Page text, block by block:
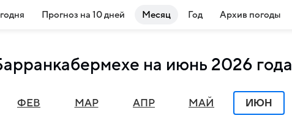
Прогноз на 10 дней Месяц Год Архив погоды
на июнь 2026 года
ФЕВ МАР АПР МАЙ ИЮН